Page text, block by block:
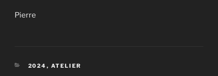
Pierre
CATÉGORIES
2024 , ATELIER